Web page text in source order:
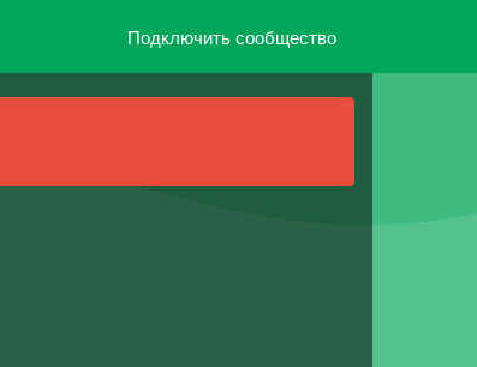
Подключить сообщество